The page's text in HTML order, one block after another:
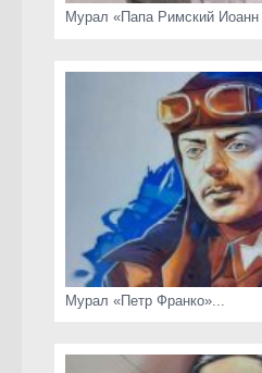
Мурал «Папа Римский
Мурал «Петр Франко»...